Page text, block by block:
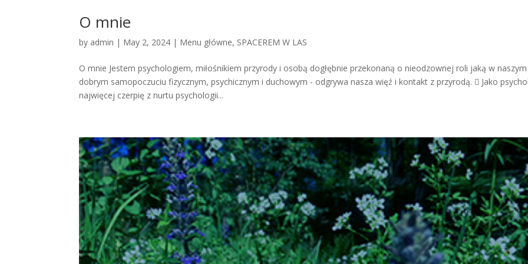
O mnie
by admin | May 2, 2024 | Menu główne, SPACEREM W LAS
O mnie Jestem psychologiem, miłośnikiem przyrody i osobą dogłębnie przekonaną o nieodzownej roli jaką w naszym
dobrym samopoczuciu fizycznym, psychicznym i duchowym - odgrywa nasza więź i kontakt z przyrodą.  Jako
najwięcej czerpię z nurtu psychologii...